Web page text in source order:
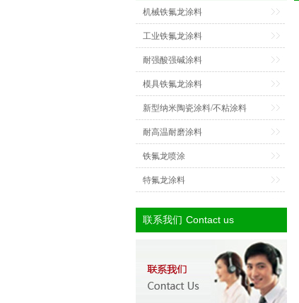
机械铁氟龙涂料
工业铁氟龙涂料
耐强酸强碱涂料
模具铁氟龙涂料
新型纳米陶瓷涂料/不粘涂料
耐高温耐磨涂料
铁氟龙喷涂
特氟龙涂料
联系我们 Contact us